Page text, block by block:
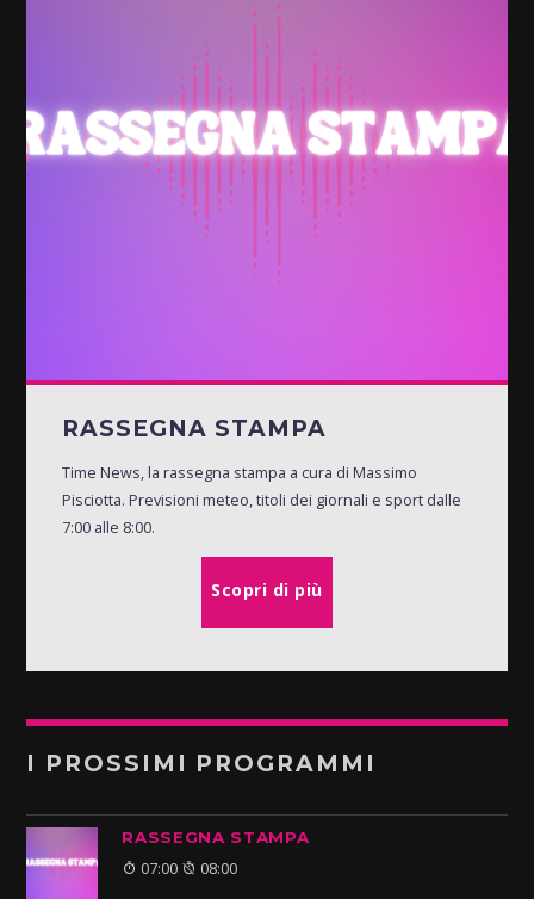
RASSEGNA STAMPA
Time News, la rassegna stampa a cura di Massimo
Pisciotta. Previsioni meteo, titoli dei giornali e sport dalle
7:00 alle 8:00.
Scopri di più
I PROSSIMI PROGRAMMI
RASSEGNA STAMPA
07:00 08:00